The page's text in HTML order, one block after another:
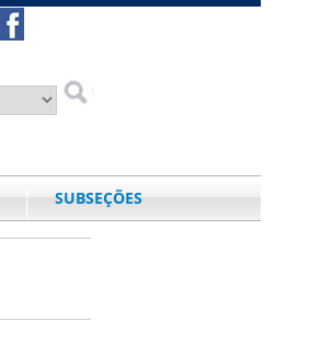
SUBSEÇÕES